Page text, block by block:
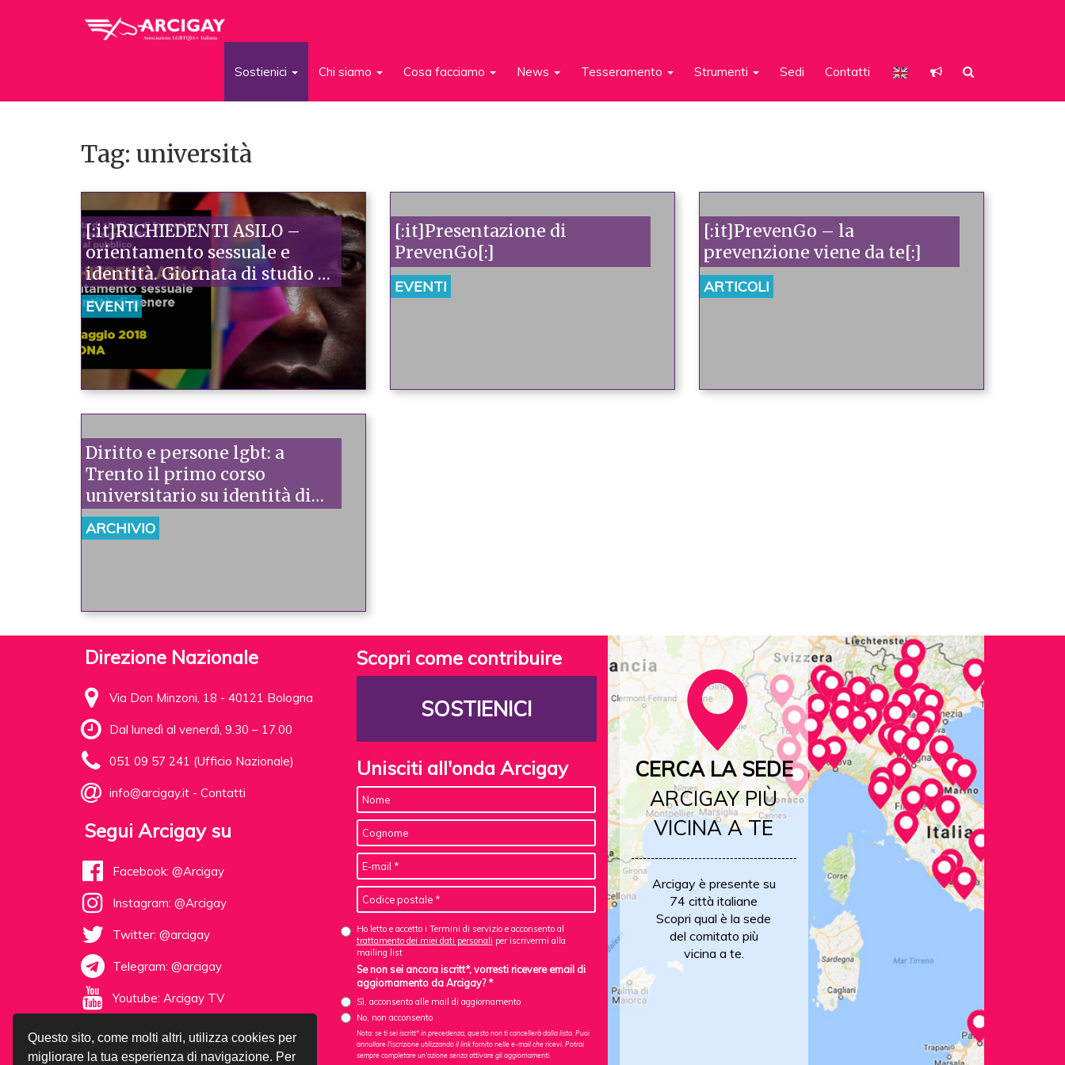
Questo sito, come molti altri, utilizza cookies per
migliorare la tua esperienza di navigazione. Per
Sostienici Chi siamo Cosa facciamo News Tesseramento Strumenti Sedi Contatti
Tag: università
[:it]RICHIEDENTI ASILO –
orientamento sessuale e
identità. Giornata di studio e
di formazione sulle
migrazioni LGBTI di genere a
Verona[:]
EVENTI
[:it]Presentazione di
PrevenGo[:]
EVENTI
[:it]PrevenGo – la
prevenzione viene da te[:]
ARTICOLI
Diritto e persone lgbt: a
Trento il primo corso
universitario su identità di
genere e orientamento
sessuale
ARCHIVIO
Direzione Nazionale
Via Don Minzoni, 18 - 40121 Bologna
Dal lunedì al venerdì, 9.30 – 17.00
051 09 57 241 (Ufficio Nazionale)
info@arcigay.it - Contatti
Segui Arcigay su
Facebook: @Arcigay
Instagram: @Arcigay
Twitter: @arcigay
Telegram: @arcigay
Youtube: Arcigay TV
Scopri come contribuire
SOSTIENICI
Unisciti all'onda Arcigay
Ho letto e accetto i Termini di servizio e acconsento al
trattamento dei miei dati personali per iscrivermi alla
mailing list
Se non sei ancora iscritt*, vorresti ricevere email di
aggiornamento da Arcigay? *
Sì, acconsento alle mail di aggiornamento
No, non acconsento
Nota: se ti sei iscritt* in precedenza, questo non ti cancellerà dalla lista. Puoi
annullare l'iscrizione utilizzando il link fornito nelle e-mail che ricevi. Potrai
sempre completare un'azione senza attivare gli aggiornamenti.
CERCA LA SEDE
ARCIGAY PIÙ
VICINA A TE
Arcigay è presente su
74 città italiane
Scopri qual è la sede
del comitato più
vicina a te.